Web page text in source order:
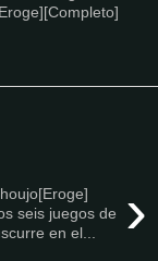
›
seis juegos de
en el...